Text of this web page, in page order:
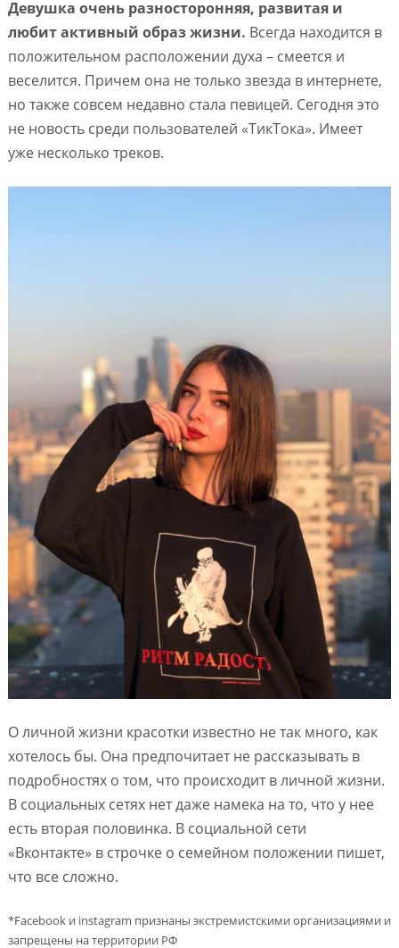
Девушка очень разносторонняя, развитая и
любит активный образ жизни. Всегда находится в
положительном расположении духа – смеется и
веселится. Причем она не только звезда в интернете,
но также совсем недавно стала певицей. Сегодня это
не новость среди пользователей «ТикТока». Имеет
уже несколько треков.
О личной жизни красотки известно не так много, как
хотелось бы. Она предпочитает не рассказывать в
подробностях о том, что происходит в личной жизни.
В социальных сетях нет даже намека на то, что у нее
есть вторая половинка. В социальной сети
«Вконтакте» в строчке о семейном положении пишет,
что все сложно.
*Facebook и instagram признаны экстремистскими организациями и
запрещены на территории РФ